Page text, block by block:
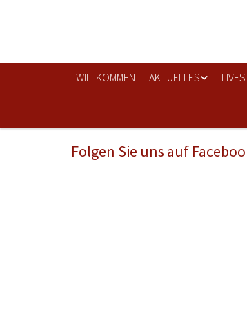
WILLKOMMEN AKTUELLES
Folgen Sie uns auf